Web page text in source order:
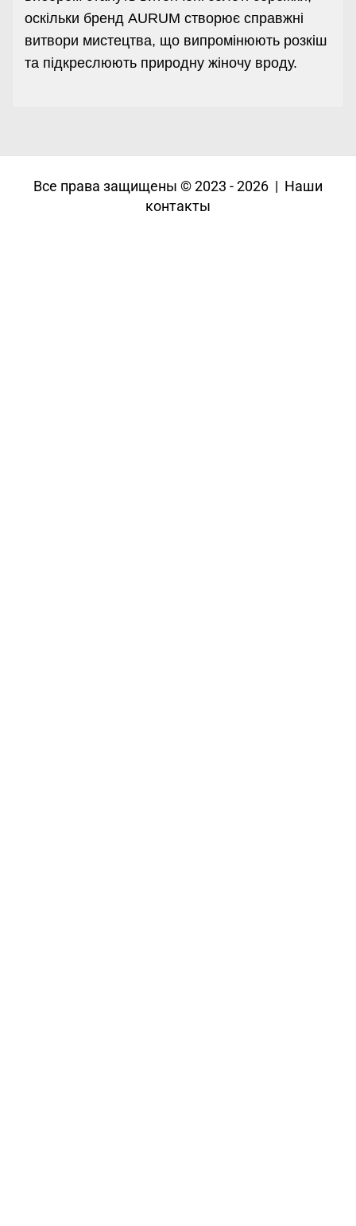
оскільки бренд AURUM створює справжні
витвори мистецтва, що випромінюють розкіш
та підкреслюють природну жіночу вроду.
Все права защищены © 2023 - 2026 | Наши
контакты